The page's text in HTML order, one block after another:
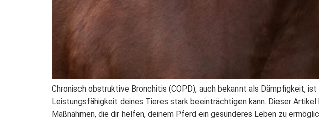
Chronisch obstruktive Bronchitis (COPD), auch bekannt als Dämpfigkeit,
Leistungsfähigkeit deines Tieres stark beeinträchtigen kann. Dieser
Maßnahmen, die dir helfen, deinem Pferd ein gesünderes Leben zu